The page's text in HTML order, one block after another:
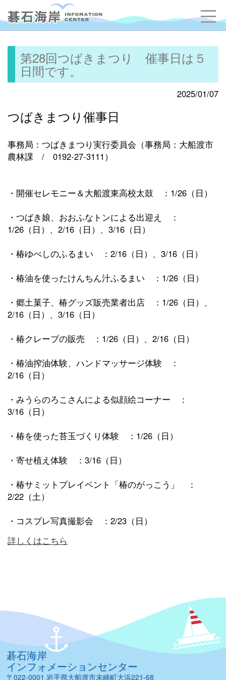
第28回つばきまつり 催事日は５
日間です。
2025/01/07
つばきまつり催事日
事務局：つばきまつり実行委員会（事務局：大船渡市
農林課 / 0192-27-3111）
・開催セレモニー＆大船渡東高校太鼓 ：1/26（日）
・つばき娘、おおふなトンによる出迎え ：
1/26（日）、2/16（日）、3/16（日）
・椿ゆべしのふるまい ：2/16（日）、3/16（日）
・椿油を使ったけんちん汁ふるまい ：1/26（日）
・郷土菓子、椿グッズ販売業者出店 ：1/26（日）、
2/16（日）、3/16（日）
・椿クレープの販売 ：1/26（日）、2/16（日）
・椿油搾油体験、ハンドマッサージ体験 ：
2/16（日）
・みうらのろこさんによる似顔絵コーナー ：
3/16（日）
・椿を使った苔玉づくり体験 ：1/26（日）
・寄せ植え体験 ：3/16（日）
・椿サミットプレイベント「椿のがっこう」 ：
2/22（土）
・コスプレ写真撮影会 ：2/23（日）
詳しくはこちら
碁石海岸
インフォメーションセンター
〒022-0001 岩手県大船渡市末崎町大浜221-68